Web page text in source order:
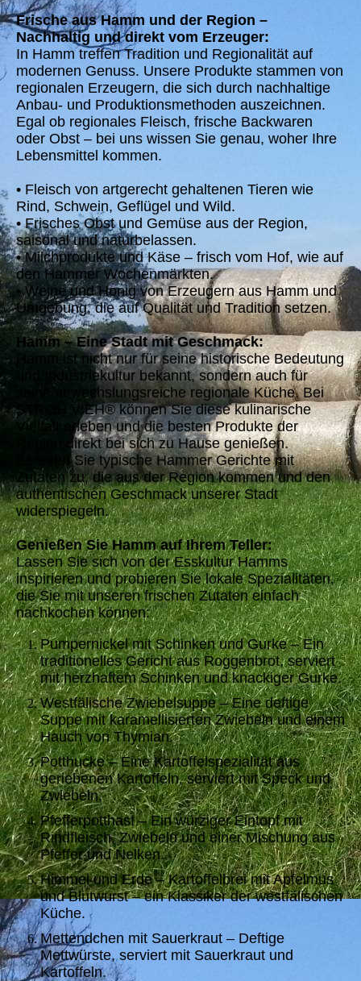
Frische aus Hamm und der Region –
Nachhaltig und direkt vom Erzeuger:
In Hamm treffen Tradition und Regionalität auf
modernen Genuss. Unsere Produkte stammen von
regionalen Erzeugern, die sich durch nachhaltige
Anbau- und Produktionsmethoden auszeichnen.
Egal ob regionales Fleisch, frische Backwaren
oder Obst – bei uns wissen Sie genau, woher Ihre
Lebensmittel kommen.
• Fleisch von artgerecht gehaltenen Tieren wie
Rind, Schwein, Geflügel und Wild.
• Frisches Obst und Gemüse aus der Region,
saisonal und naturbelassen.
• Milchprodukte und Käse – frisch vom Hof, wie auf
den Hammer Wochenmärkten.
• Weine und Honig von Erzeugern aus Hamm und
Umgebung, die auf Qualität und Tradition setzen.
Hamm – Eine Stadt mit Geschmack:
Hamm ist nicht nur für seine historische Bedeutung
und Industriekultur bekannt, sondern auch für
seine abwechslungsreiche regionale Küche. Bei
STROH VIEH® können Sie diese kulinarische
Vielfalt erleben und die besten Produkte der
Region direkt bei sich zu Hause genießen.
Bereiten Sie typische Hammer Gerichte mit
Zutaten zu, die aus der Region kommen und den
authentischen Geschmack unserer Stadt
widerspiegeln.
Genießen Sie Hamm auf Ihrem Teller:
Lassen Sie sich von der Esskultur Hamms
inspirieren und probieren Sie lokale Spezialitäten,
die Sie mit unseren frischen Zutaten einfach
nachkochen können:
Pumpernickel mit Schinken und Gurke – Ein
traditionelles Gericht aus Roggenbrot, serviert
mit herzhaftem Schinken und knackiger Gurke.
Westfälische Zwiebelsuppe – Eine deftige
Suppe mit karamellisierten Zwiebeln und einem
Hauch von Thymian.
Potthucke – Eine Kartoffelspezialität aus
geriebenen Kartoffeln, serviert mit Speck und
Zwiebeln.
Pfefferpotthast – Ein würziger Eintopf mit
Rindfleisch, Zwiebeln und einer Mischung aus
Pfeffer und Nelken.
Himmel und Erde – Kartoffelbrei mit Apfelmus
und Blutwurst – ein Klassiker der westfälischen
Küche.
Mettendchen mit Sauerkraut – Deftige
Mettwürste, serviert mit Sauerkraut und
Kartoffeln.